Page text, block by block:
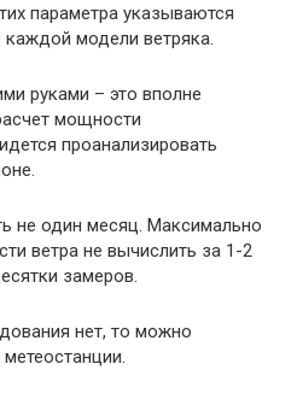
параметра указываются
каждой модели ветряка.
руками – это вполне
мощности
проанализировать
не один месяц. Максимально
ветра не вычислить за 1-2
замеров.
нет, то можно